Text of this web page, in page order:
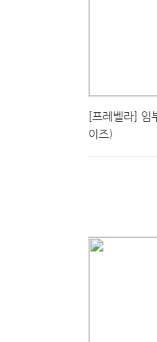
[프레벨라] 임
이즈)